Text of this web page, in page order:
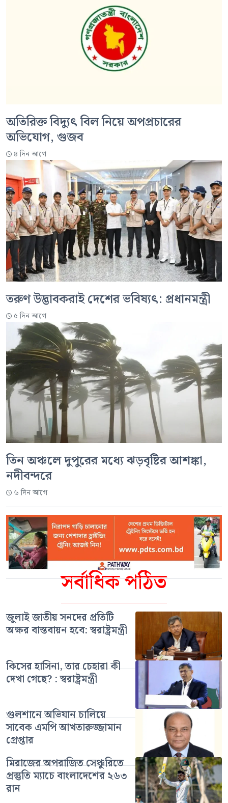
সর্বাধিক পঠিত
জুলাই জাতীয় সনদের প্রতিটি
অক্ষর বাস্তবায়ন হবে: স্বরাষ্ট্রমন্ত্রী
কিসের হাসিনা, তার চেহারা কী
দেখা গেছে? : স্বরাষ্ট্রমন্ত্রী
গুলশানে অভিযান চালিয়ে
সাবেক এমপি আখতারুজ্জামান
গ্রেপ্তার
মিরাজের অপরাজিত সেঞ্চুরিতে
প্রস্তুতি ম্যাচে বাংলাদেশের ২৬৩
রান
অতিরিক্ত বিদ্যুৎ বিল নিয়ে অপপ্রচারের
অভিযোগ, গুজব
৪ দিন আগে
তরুণ উদ্ভাবকরাই দেশের ভবিষ্যৎ: প্রধানমন্ত্রী
৫ দিন আগে
তিন অঞ্চলে দুপুরের মধ্যে ঝড়বৃষ্টির আশঙ্কা,
নদীবন্দরে
৬ দিন আগে